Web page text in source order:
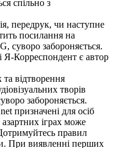
спільно з
передрук, чи наступне
посилання на
суворо забороняється.
Я-Корреспондент є автор
відтворення
творів
забороняється.
призначені для осіб
іграх може
правил
При виявленні перших